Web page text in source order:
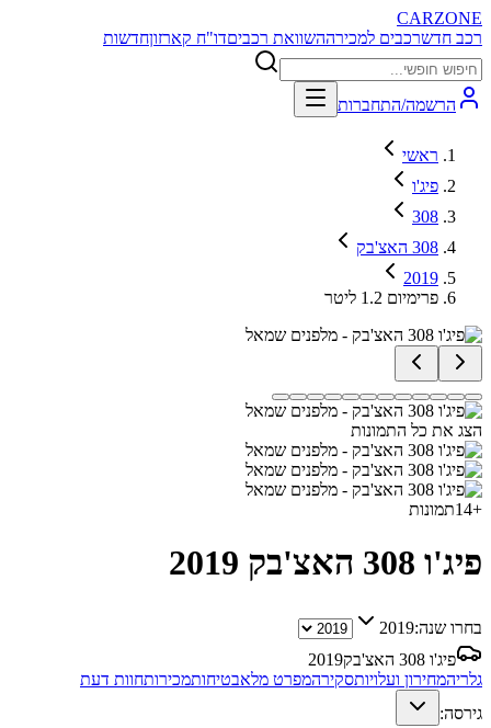
CARZONE
רכב חדשרכבים למכירההשוואת רכביםדו"ח קארזוןחדשות
הרשמה/התחברות
ראשי
פיג'ו
308
308 האצ'בק
2019
פרימיום 1.2 ליטר
הצג את כל התמונות
+
14תמונות
פיג'ו 308 האצ'בק 2019
בחרו שנה:2019
פיג'ו 308 האצ'בק
2019
גלריהמחירון ועלויותסקירהמפרט מלאבטיחותמכירותחוות דעת
גירסה: